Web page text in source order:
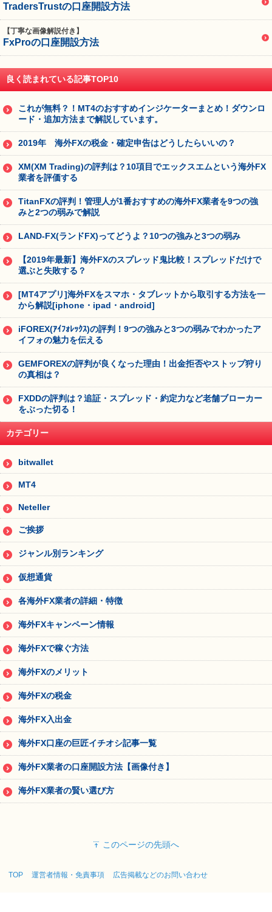
TradersTrustの口座開設方法
【丁寧な画像解説付き】
FxProの口座開設方法
良く読まれている記事TOP10
これが無料？！MT4のおすすめインジケーターまとめ！ダウンロ
ード・追加方法まで解説しています。
2019年 海外FXの税金・確定申告はどうしたらいいの？
XM(XM Trading)の評判は？10項目でエックスエムという海外FX
業者を評価する
TitanFXの評判！管理人が1番おすすめの海外FX業者を9つの強
みと2つの弱みで解説
LAND-FX(ランドFX)ってどうよ？10つの強みと3つの弱み
【2019年最新】海外FXのスプレッド鬼比較！スプレッドだけで
選ぶと失敗する？
[MT4アプリ]海外FXをスマホ・タブレットから取引する方法を一
から解説[iphone・ipad・android]
iFOREX(ｱｲﾌｫﾚｯｸｽ)の評判！9つの強みと3つの弱みでわかったア
イフォの魅力を伝える
GEMFOREXの評判が良くなった理由！出金拒否やストップ狩り
の真相は？
FXDDの評判は？追証・スプレッド・約定力など老舗ブローカー
をぶった切る！
カテゴリー
bitwallet
MT4
Neteller
ご挨拶
ジャンル別ランキング
仮想通貨
各海外FX業者の詳細・特徴
海外FXキャンペーン情報
海外FXで稼ぐ方法
海外FXのメリット
海外FXの税金
海外FX入出金
海外FX口座の巨匠イチオシ記事一覧
海外FX業者の口座開設方法【画像付き】
海外FX業者の賢い選び方
このページの先頭へ
TOP 運営者情報・免責事項 広告掲載などのお問い合わせ